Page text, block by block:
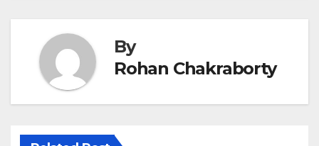
By
Rohan Chakraborty